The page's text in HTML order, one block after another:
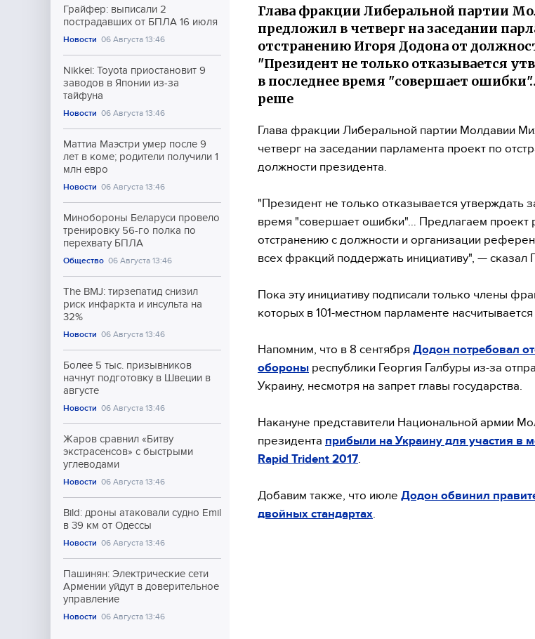
Грайфер: выписали 2
пострадавших от БПЛА 16 июля
Новости 06 Августа 13:46
Nikkei: Toyota приостановит 9
заводов в Японии из-за
тайфуна
Новости 06 Августа 13:46
Маттиа Маэстри умер после 9
лет в коме; родители получили 1
млн евро
Новости 06 Августа 13:46
Минобороны Беларуси провело
тренировку 56-го полка по
перехвату БПЛА
Общество 06 Августа 13:46
The BMJ: тирзепатид снизил
риск инфаркта и инсульта на
32%
Новости 06 Августа 13:46
Более 5 тыс. призывников
начнут подготовку в Швеции в
августе
Новости 06 Августа 13:46
Жаров сравнил «Битву
экстрасенсов» с быстрыми
углеводами
Новости 06 Августа 13:46
Bild: дроны атаковали судно Emil
в 39 км от Одессы
Новости 06 Августа 13:46
Пашинян: Электрические сети
Армении уйдут в доверительное
управление
Новости 06 Августа 13:46
Глава фракции Либеральной партии
предложил в четверг на заседании
отстранению Игоря Додона от
"Президент не только отказывается
в последнее время "совершает
реше
Глава фракции Либеральной партии Молдавии
четверг на заседании парламента проект по
должности президента.
"Президент не только отказывается утверждать
время "совершает ошибки"… Предлагаем проект
отстранению с должности и организации
всех фракций поддержать инициативу", — сказал
Пока эту инициативу подписали только члены
которых в 101-местном парламенте насчитывается
Напомним, что в 8 сентября Додон потребовал
обороны республики Георгия Галбуры из-за
Украину, несмотря на запрет главы государства.
Накануне представители Национальной армии
президента прибыли на Украину для участия в
Rapid Trident 2017
Добавим также, что июле Додон обвинил
двойных стандартах